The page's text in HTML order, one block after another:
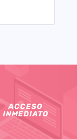
ACCESO
INMEDIATO